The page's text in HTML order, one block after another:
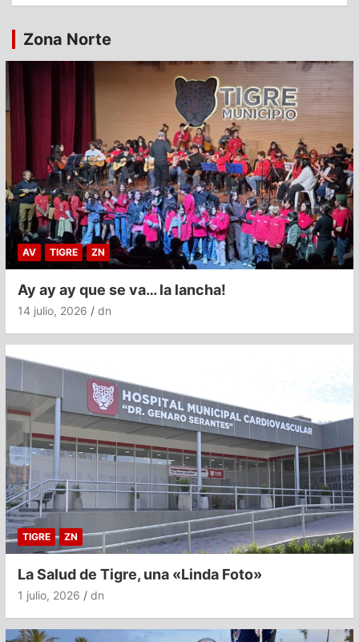
Zona Norte
AV TIGRE ZN
Ay ay ay que se va… la lancha!
14 julio, 2026 dn
TIGRE ZN
La Salud de Tigre, una «Linda Foto»
1 julio, 2026 dn